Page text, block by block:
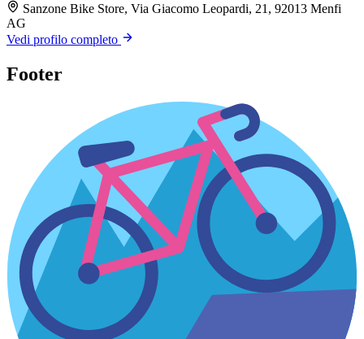
Sanzone Bike Store, Via Giacomo Leopardi, 21, 92013 Menfi
AG
Vedi profilo completo
Footer